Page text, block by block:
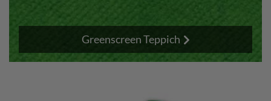
Greenscreen Teppich